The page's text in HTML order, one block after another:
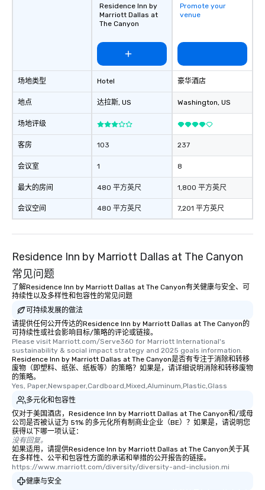
场地类型
地点
场地评级
客房
会议室
最大的房间
会议空间
Residence Inn by
Marriott Dallas at
The Canyon
Hotel
达拉斯, US
103
1
480 平方英尺
480 平方英尺
Promote your
venue
豪华酒店
Washington, US
237
8
1,800 平方英尺
7,201 平方英尺
Residence Inn by Marriott Dallas at The Canyon
常见问题
了解Residence Inn by Marriott Dallas at The Canyon有关健康与安全、可
持续性以及多样性和包容性的常见问题
可持续发展的做法
请提供任何公开传达的Residence Inn by Marriott Dallas at The Canyon的
可持续性或社会影响目标/策略的评论或链接。
Please visit Marriott.com/Serve360 for Marriott International's
sustainability & social impact strategy and 2025 goals information.
Residence Inn by Marriott Dallas at The Canyon是否有专注于消除和转移
废物（即塑料、纸张、纸板等）的策略？如果是，请详细说明消除和转移废物
的策略。
Yes, Paper,Newspaper,Cardboard,Mixed,Aluminum,Plastic,Glass
多元化和包容性
仅对于美国酒店，Residence Inn by Marriott Dallas at The Canyon和/或母
公司是否被认证为 51% 的多元化所有制商业企业（BE）？如果是，请说明您
获得以下哪一项认证：
没有回复。
如果适用，请提供Residence Inn by Marriott Dallas at The Canyon关于其
在多样性、公平和包容性方面的承诺和举措的公开报告的链接。
https://www.marriott.com/diversity/diversity-and-inclusion.mi
健康与安全